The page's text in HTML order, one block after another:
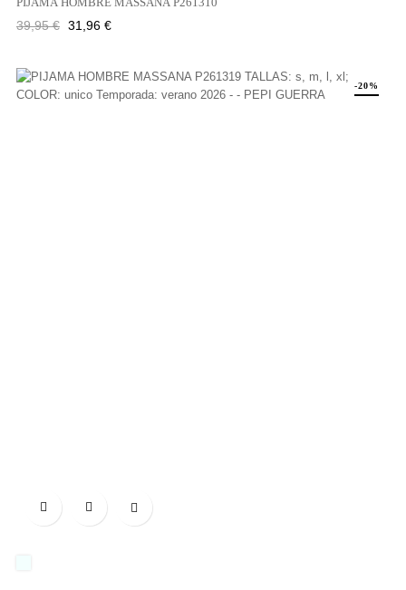
Precio
39,95 € Precio
31,96 €

-20%